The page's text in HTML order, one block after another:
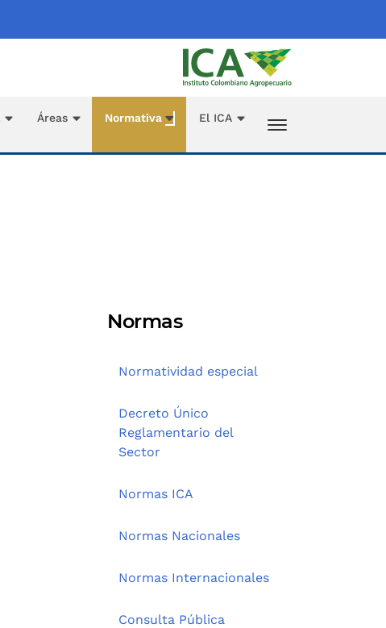
Áreas Normativa El ICA
Normas
Normatividad especial
Decreto Único
Reglamentario del
Sector
Normas ICA
Normas Nacionales
Normas Internacionales
Consulta Pública